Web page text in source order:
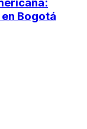
Bogotá